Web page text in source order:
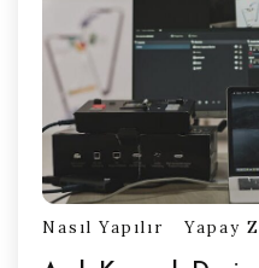
Nasıl Yapılır Yapay